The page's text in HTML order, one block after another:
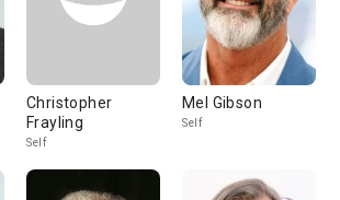
Christopher
Frayling
Self
Mel Gibson
Self